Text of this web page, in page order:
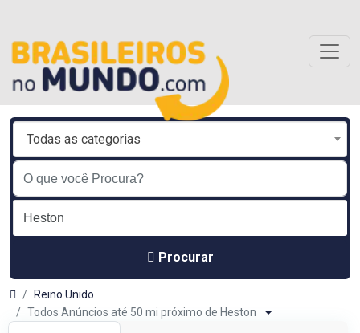
Todas as categorias
Procurar
Reino Unido
Todos Anúncios até 50 mi próximo de Heston